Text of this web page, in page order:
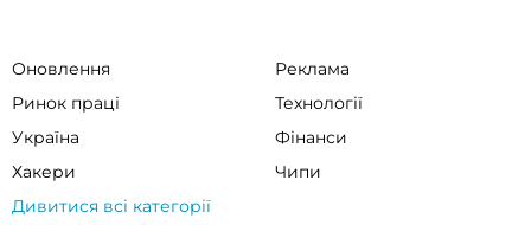
Оновлення
Реклама
Ринок праці
Технології
Україна
Фінанси
Хакери
Чипи
Дивитися всі категорії